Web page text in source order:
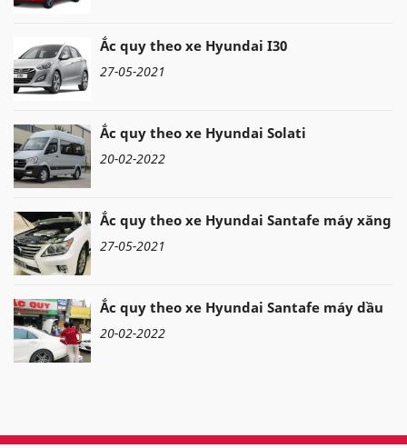
Ắc quy theo xe Hyundai I30
27-05-2021
Ắc quy theo xe Hyundai Solati
20-02-2022
Ắc quy theo xe Hyundai Santafe máy xăng
27-05-2021
Ắc quy theo xe Hyundai Santafe máy dầu
20-02-2022